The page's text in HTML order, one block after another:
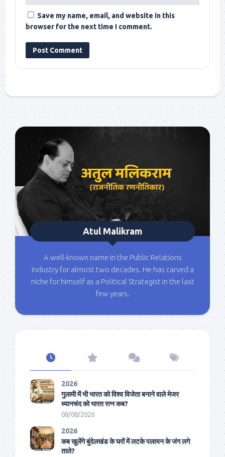
Save my name, email, and website in this
browser for the next time I comment.
Atul Malikram
A well-known name in the Public Relations
industry for almost two decades. He has carved a
niche for himself as a Political Strategist in the last
few years.
2026
गुलामी में भी भारत को विश्व विजेता बनाने वाले मेजर
ध्यानचंद को भारत रत्न कब?
08/08/2026
2026
कब खुलेंगे बुंदेलखंड के घरों में लटके पलायन के जंग लगे
ताले?